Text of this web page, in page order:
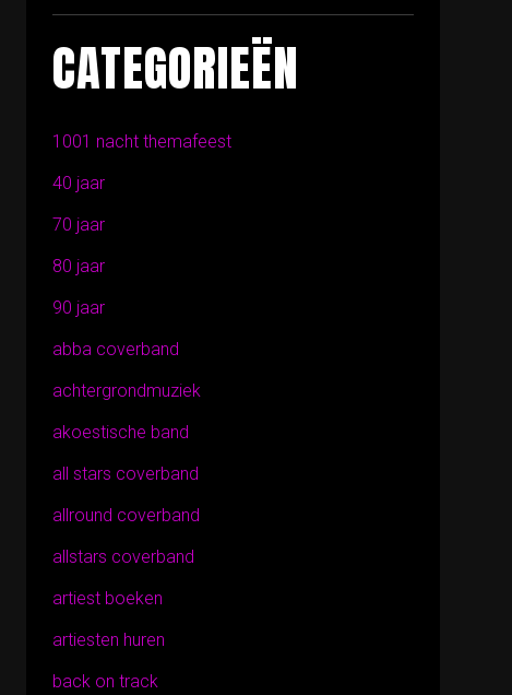
CATEGORIEËN
1001 nacht themafeest
40 jaar
70 jaar
80 jaar
90 jaar
abba coverband
achtergrondmuziek
akoestische band
all stars coverband
allround coverband
allstars coverband
artiest boeken
artiesten huren
back on track